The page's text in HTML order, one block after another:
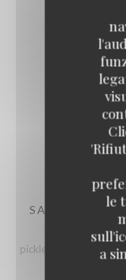
le
a
SANDRE DE LA
D’HOSTUN
pickles d’abricot rôti,
gingembre